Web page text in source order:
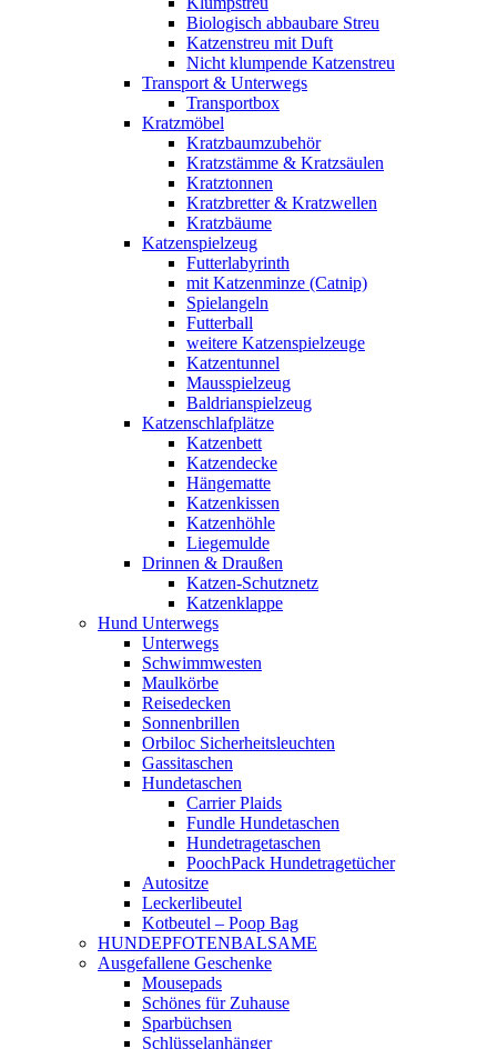
Biologisch abbaubare Streu
Katzenstreu mit Duft
Nicht klumpende Katzenstreu
Transport & Unterwegs
Transportbox
Kratzmöbel
Kratzbaumzubehör
Kratzstämme & Kratzsäulen
Kratztonnen
Kratzbretter & Kratzwellen
Kratzbäume
Katzenspielzeug
Futterlabyrinth
mit Katzenminze (Catnip)
Spielangeln
Futterball
weitere Katzenspielzeuge
Katzentunnel
Mausspielzeug
Baldrianspielzeug
Katzenschlafplätze
Katzenbett
Katzendecke
Hängematte
Katzenkissen
Katzenhöhle
Liegemulde
Drinnen & Draußen
Katzen-Schutznetz
Katzenklappe
Hund Unterwegs
Unterwegs
Schwimmwesten
Maulkörbe
Reisedecken
Sonnenbrillen
Orbiloc Sicherheitsleuchten
Gassitaschen
Hundetaschen
Carrier Plaids
Fundle Hundetaschen
Hundetragetaschen
PoochPack Hundetragetücher
Autositze
Leckerlibeutel
Kotbeutel – Poop Bag
HUNDEPFOTENBALSAME
Ausgefallene Geschenke
Mousepads
Schönes für Zuhause
Sparbüchsen
Schlüsselanhänger